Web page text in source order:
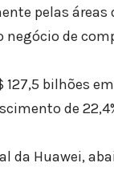
pelas áreas
negócio de
bilhões
de
da Huawei,